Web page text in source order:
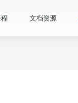
文档资源